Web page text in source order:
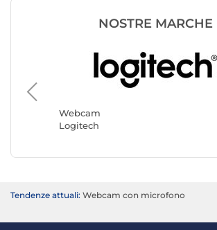
NOSTRE MARCHE
Webcam
Logitech
Tendenze attuali: Webcam con microfono